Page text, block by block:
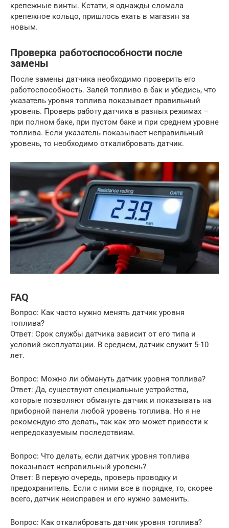
крепежные винты. Кстати, я однажды сломала
крепежное кольцо, пришлось ехать в магазин за
новым.
Проверка работоспособности после
замены
После замены датчика необходимо проверить его
работоспособность. Залей топливо в бак и убедись, что
указатель уровня топлива показывает правильный
уровень. Проверь работу датчика в разных режимах –
при полном баке, при пустом баке и при среднем уровне
топлива. Если указатель показывает неправильный
уровень, то необходимо откалибровать датчик.
FAQ
Вопрос: Как часто нужно менять датчик уровня
топлива?
Ответ: Срок службы датчика зависит от его типа и
условий эксплуатации. В среднем, датчик служит 5-10
лет.
Вопрос: Можно ли обмануть датчик уровня топлива?
Ответ: Да, существуют специальные устройства,
которые позволяют обмануть датчик и показывать на
приборной панели любой уровень топлива. Но я не
рекомендую это делать, так как это может привести к
непредсказуемым последствиям.
Вопрос: Что делать, если датчик уровня топлива
показывает неправильный уровень?
Ответ: В первую очередь, проверь проводку и
предохранитель. Если с ними все в порядке, то, скорее
всего, датчик неисправен и его нужно заменить.
Вопрос: Как откалибровать датчик уровня топлива?